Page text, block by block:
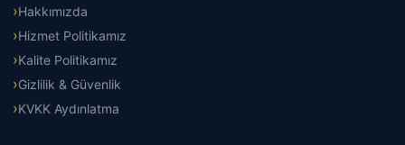
Hakkımızda
Hizmet Politikamız
Kalite Politikamız
Gizlilik & Güvenlik
KVKK Aydınlatma